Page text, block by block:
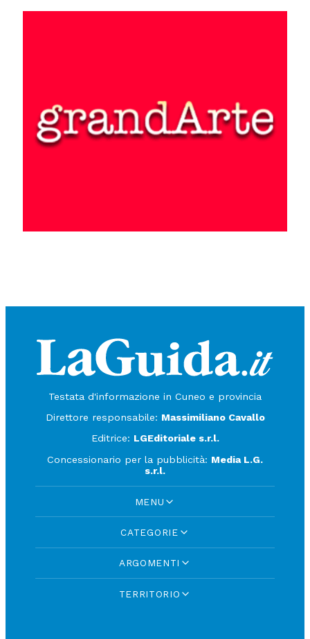
Testata d'informazione in Cuneo e provincia
Direttore responsabile: Massimiliano Cavallo
Editrice: LGEditoriale s.r.l.
Concessionario per la pubblicità: Media L.G.
s.r.l.
MENU
CATEGORIE
ARGOMENTI
TERRITORIO